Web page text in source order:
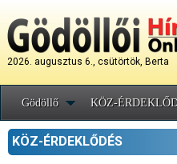
2026. augusztus 6., csütörtök, Berta
Gödöllő KÖZ-
KÖZ-ÉRDEKLŐDÉS